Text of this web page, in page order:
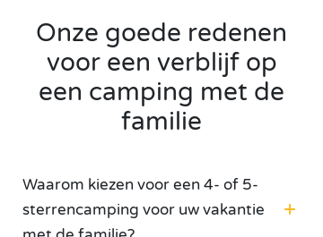
Onze goede redenen
voor een verblijf op
een camping met de
familie
Waarom kiezen voor een 4- of 5-
sterrencamping voor uw vakantie